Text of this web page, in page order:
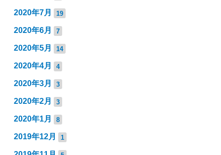
2020年7月 19
2020年6月 7
2020年5月 14
2020年4月 4
2020年3月 3
2020年2月 3
2020年1月 8
2019年12月 1